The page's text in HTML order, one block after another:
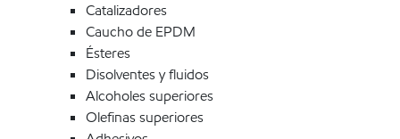
Catalizadores
Caucho de EPDM
Ésteres
Disolventes y fluidos
Alcoholes superiores
Olefinas superiores